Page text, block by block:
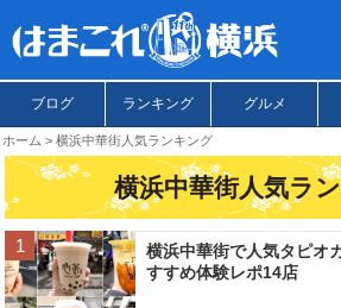
ブログ ランキング グルメ
ホーム 横浜中華街人気ランキング
横浜中華街人気ラ
横浜中華街で人気タピオ
すすめ体験レポ14店